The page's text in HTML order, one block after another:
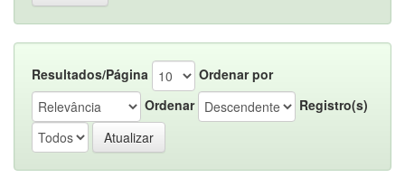
Resultados/Página
Ordenar por
Ordenar
Registro(s)